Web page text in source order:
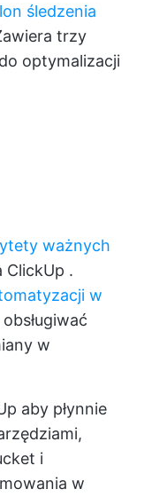
śledzenia
trzy
optymalizacji
ważnych
ClickUp .
w
obsługiwać
w
aby płynnie
i
w